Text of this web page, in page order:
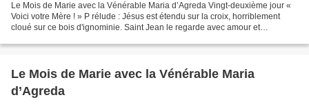
Le Mois de Marie avec la Vénérable Maria d’Agreda Vingt-deuxième jour «
Voici votre Mère ! » P rélude : Jésus est étendu sur la croix, horriblement
cloué sur ce bois d'ignominie. Saint Jean le regarde avec amour et
Le Mois de Marie avec la Vénérable Maria
d’Agreda